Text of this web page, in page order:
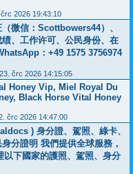
2026 19:43:10
微信：Scottbowers44）、
、工作许可、公民身份、在
：+49 1575 3756974
črc 2026 14:15:05
Honey Vip, Miel Royal Du
Black Horse Vital Honey
črc 2026 14:47:00
) 身分證、駕照、綠卡、
分證明 我們提供全球服務，
下國家的護照、駕照、身分